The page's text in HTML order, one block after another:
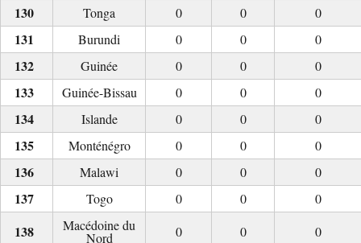
Tonga
0 0
0
Burundi
0 0
0
Guinée
0 0
0
Guinée-Bissau
0 0
0
Islande
0 0
0
Monténégro
0 0
0
Malawi
0 0
0
Togo
0 0
0
Macédoine du
Nord 0 0 0